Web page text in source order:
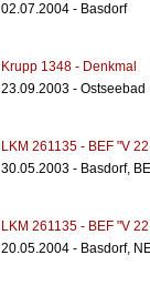
02.07.2004 - Basdorf
Krupp 1348 - Denkmal
23.09.2003 - Ostseebad
LKM 261135 - BEF "V
30.05.2003 - Basdorf,
LKM 261135 - BEF "V
20.05.2004 - Basdorf,